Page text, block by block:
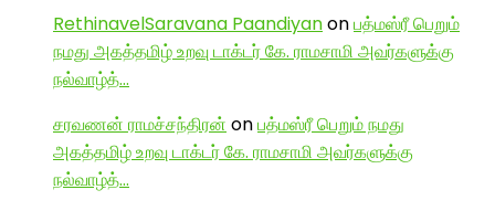
RethinavelSaravana Paandiyanonபத்மஸ்ரீ பெறும்
நமது அகத்தமிழ் உறவு டாக்டர் கே. ராமசாமி அவர்களுக்கு
நல்வாழ்த்…
சரவணன் ராமச்சந்திரன் onபத்மஸ்ரீ பெறும் நமது
அகத்தமிழ் உறவு டாக்டர் கே. ராமசாமி அவர்களுக்கு
நல்வாழ்த்…